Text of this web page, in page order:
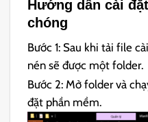
Hướng dẫn cài
chóng
Bước 1: Sau khi tải file
nén sẽ được một folder.
Bước 2: Mở folder và
đặt phần mềm.